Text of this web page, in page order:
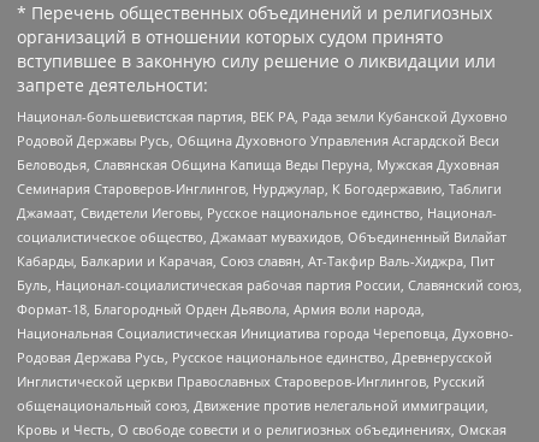
* Перечень общественных объединений и религиозных
организаций в отношении которых судом принято
вступившее в законную силу решение о ликвидации или
запрете деятельности:
Национал-большевистская партия, ВЕК РА, Рада земли Кубанской Духовно
Родовой Державы Русь, Община Духовного Управления Асгардской Веси
Беловодья, Славянская Община Капища Веды Перуна, Мужская Духовная
Семинария Староверов-Инглингов, Нурджулар, К Богодержавию, Таблиги
Джамаат, Свидетели Иеговы, Русское национальное единство, Национал-
социалистическое общество, Джамаат мувахидов, Объединенный Вилайат
Кабарды, Балкарии и Карачая, Союз славян, Ат-Такфир Валь-Хиджра, Пит
Буль, Национал-социалистическая рабочая партия России, Славянский союз,
Формат-18, Благородный Орден Дьявола, Армия воли народа,
Национальная Социалистическая Инициатива города Череповца, Духовно-
Родовая Держава Русь, Русское национальное единство, Древнерусской
Инглистической церкви Православных Староверов-Инглингов, Русский
общенациональный союз, Движение против нелегальной иммиграции,
Кровь и Честь, О свободе совести и о религиозных объединениях, Омская